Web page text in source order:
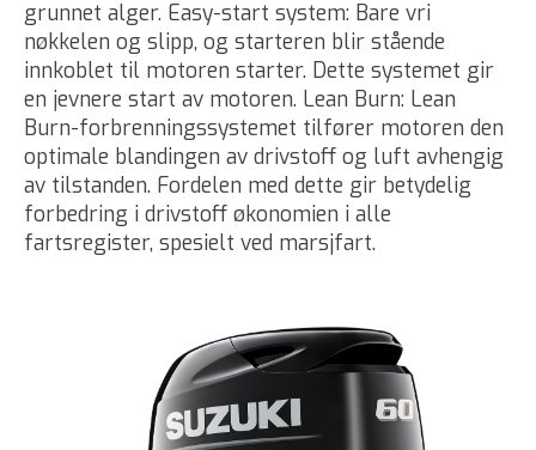
grunnet alger. Easy-start system: Bare vri
nøkkelen og slipp, og starteren blir stående
innkoblet til motoren starter. Dette systemet gir
en jevnere start av motoren. Lean Burn: Lean
Burn-forbrenningssystemet tilfører motoren den
optimale blandingen av drivstoff og luft avhengig
av tilstanden. Fordelen med dette gir betydelig
forbedring i drivstoff økonomien i alle
fartsregister, spesielt ved marsjfart.